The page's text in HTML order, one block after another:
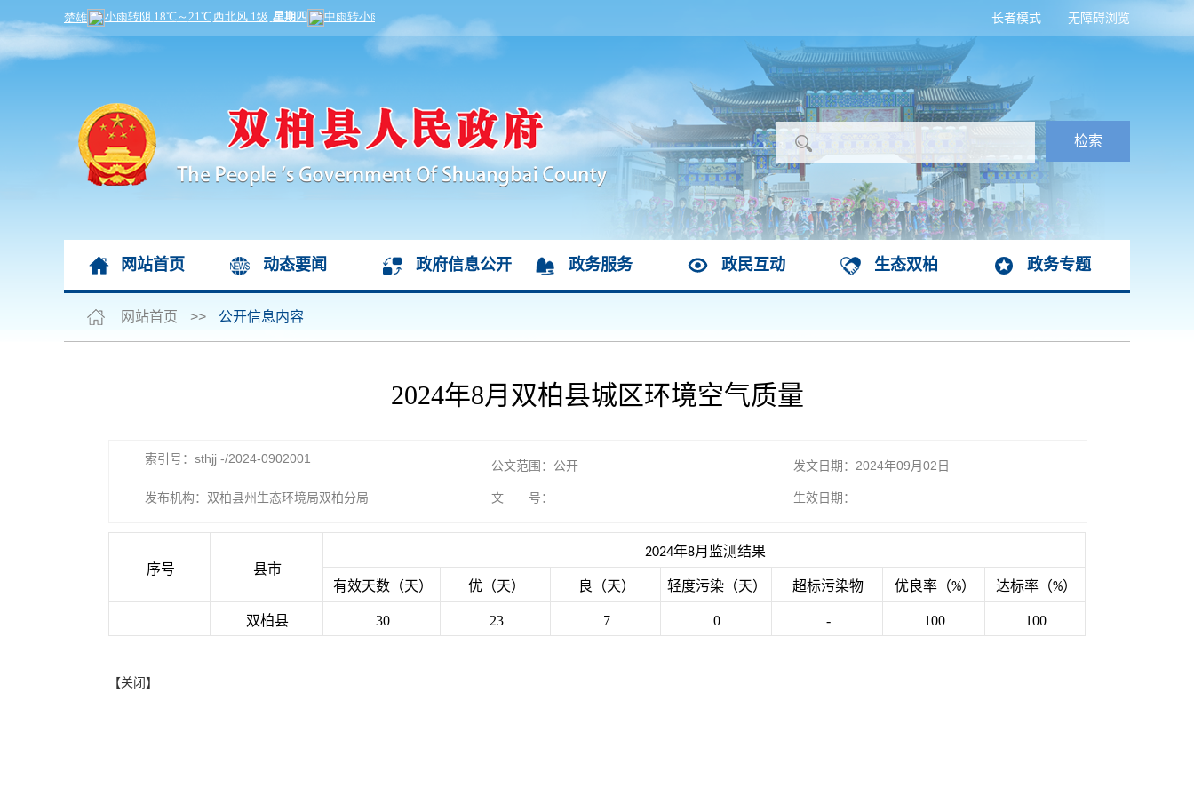
无障碍浏览
长者模式
网站首页 动态要闻 政府信息公开 政务服务 政民互动 生态双柏 政务专题
网站首页 >> 公开信息内容
2024年8月双柏县城区环境空气质量
索引号：sthjj -/2024-0902001 公文范围：公开 发文日期：2024年09月02日
发布机构：双柏县州生态环境局双柏分局 文 号： 生效日期：
序号 县市
2024年8月监测结果
有效天数（天） 优（天） 良（天） 轻度污染（天） 超标污染物 优良率（%） 达标率（%）
双柏县 30 23 7 0 - 100 100
【关闭】